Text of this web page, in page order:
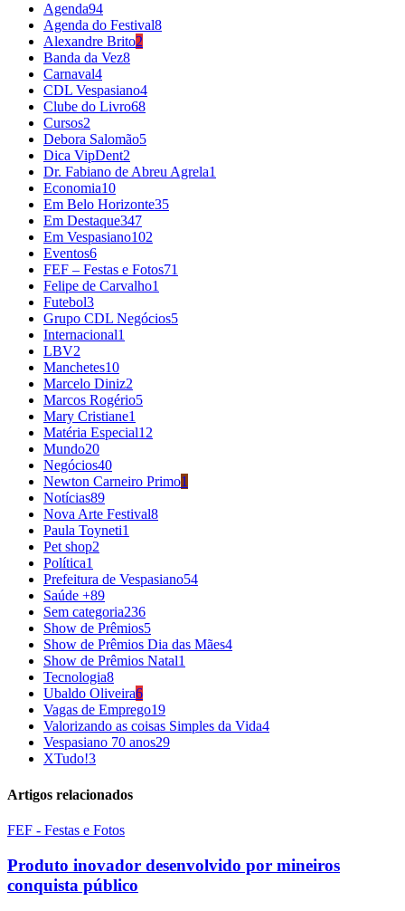
Agenda94
Agenda do Festival8
Alexandre Brito2
Banda da Vez8
Carnaval4
CDL Vespasiano4
Clube do Livro68
Cursos2
Debora Salomão5
Dica VipDent2
Dr. Fabiano de Abreu Agrela1
Economia10
Em Belo Horizonte35
Em Destaque347
Em Vespasiano102
Eventos6
FEF – Festas e Fotos71
Felipe de Carvalho1
Futebol3
Grupo CDL Negócios5
Internacional1
LBV2
Manchetes10
Marcelo Diniz2
Marcos Rogério5
Mary Cristiane1
Matéria Especial12
Mundo20
Negócios40
Newton Carneiro Primo1
Notícias89
Nova Arte Festival8
Paula Toyneti1
Pet shop2
Política1
Prefeitura de Vespasiano54
Saúde +89
Sem categoria236
Show de Prêmios5
Show de Prêmios Dia das Mães4
Show de Prêmios Natal1
Tecnologia8
Ubaldo Oliveira6
Vagas de Emprego19
Valorizando as coisas Simples da Vida4
Vespasiano 70 anos29
XTudo!3
Artigos relacionados
FEF - Festas e Fotos
Produto inovador desenvolvido por mineiros
conquista público